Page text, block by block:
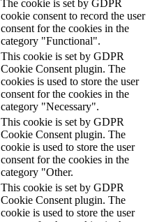
The cookie is set by GDPR
cookie consent to record the user
consent for the cookies in the
category "Functional".
This cookie is set by GDPR
Cookie Consent plugin. The
cookies is used to store the user
consent for the cookies in the
category "Necessary".
This cookie is set by GDPR
Cookie Consent plugin. The
cookie is used to store the user
consent for the cookies in the
category "Other.
This cookie is set by GDPR
Cookie Consent plugin. The
cookie is used to store the user